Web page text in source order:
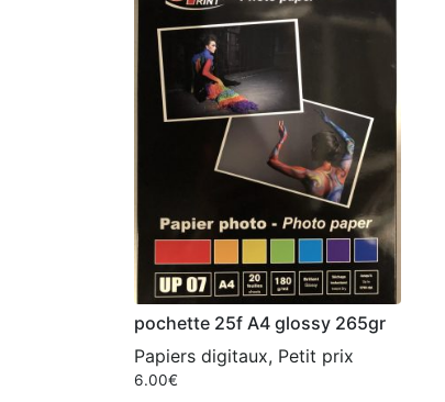
pochette 25f A4 glossy 265gr
Papiers digitaux, Petit prix
6.00€